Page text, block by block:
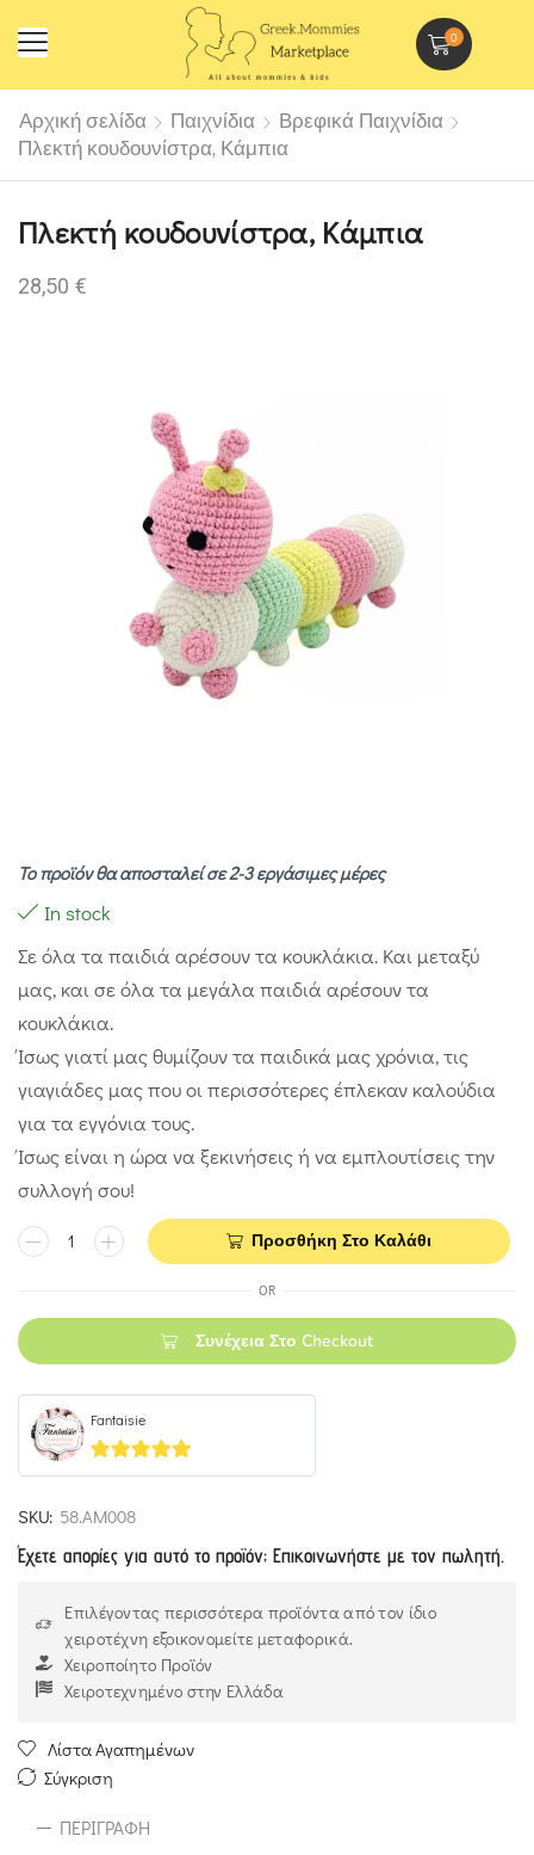
0
Αρχική σελίδα Παιχνίδια
Βρεφικά Παιχνίδια
Πλεκτή κουδουνίστρα, Κάμπια
Πλεκτή κουδουνίστρα, Κάμπια
28,50 €
Το προϊόν θα αποσταλεί σε 2-3 εργάσιμες μέρες
In stock
Σε όλα τα παιδιά αρέσουν τα κουκλάκια. Και μεταξύ
μας, και σε όλα τα μεγάλα παιδιά αρέσουν τα
κουκλάκια.
Ίσως γιατί μας θυμίζουν τα παιδικά μας χρόνια, τις
γιαγιάδες μας που οι περισσότερες έπλεκαν καλούδια
για τα εγγόνια τους.
Ίσως είναι η ώρα να ξεκινήσεις ή να εμπλουτίσεις την
συλλογή σου!
Προσθήκη Στο Καλάθι
OR
Συνέχεια Στο Checkout
Fantaisie
5out of 5
SKU: 58.ΑΜ008
Έχετε απορίες για αυτό το προϊόν; Επικοινωνήστε με τον πωλητή.
Επιλέγοντας περισσότερα προϊόντα από τον ίδιο
χειροτέχνη εξοικονομείτε μεταφορικά.
Χειροποίητο Προϊόν
Χειροτεχνημένο στην Ελλάδα
Λίστα Αγαπημένων
Σύγκριση
ΠΕΡΙΓΡΑΦΉ